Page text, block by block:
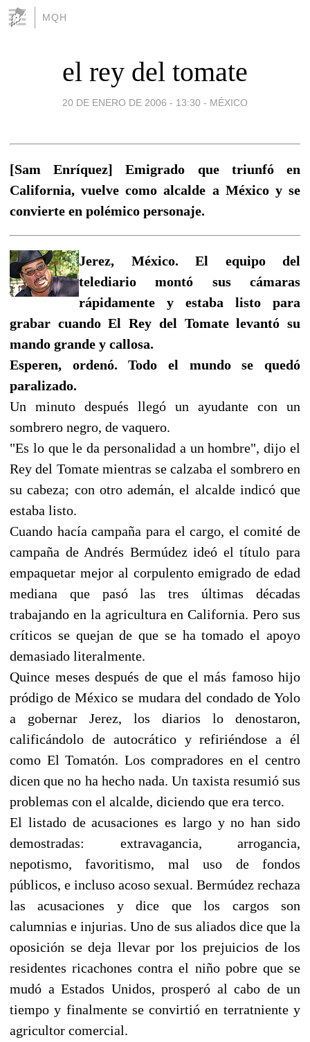
MQH
el rey del tomate
20 DE ENERO DE 2006 - 13:30 - MÉXICO
[Sam Enríquez] Emigrado que triunfó en
California, vuelve como alcalde a México y se
convierte en polémico personaje.
Jerez, México. El equipo del
telediario montó sus cámaras
rápidamente y estaba listo para
grabar cuando El Rey del Tomate levantó su
mando grande y callosa.
Esperen, ordenó. Todo el mundo se quedó
paralizado.
Un minuto después llegó un ayudante con un
sombrero negro, de vaquero.
"Es lo que le da personalidad a un hombre", dijo el
Rey del Tomate mientras se calzaba el sombrero en
su cabeza; con otro ademán, el alcalde indicó que
estaba listo.
Cuando hacía campaña para el cargo, el comité de
campaña de Andrés Bermúdez ideó el título para
empaquetar mejor al corpulento emigrado de edad
mediana que pasó las tres últimas décadas
trabajando en la agricultura en California. Pero sus
críticos se quejan de que se ha tomado el apoyo
demasiado literalmente.
Quince meses después de que el más famoso hijo
pródigo de México se mudara del condado de Yolo
a gobernar Jerez, los diarios lo denostaron,
calificándolo de autocrático y refiriéndose a él
como El Tomatón. Los compradores en el centro
dicen que no ha hecho nada. Un taxista resumió sus
problemas con el alcalde, diciendo que era terco.
El listado de acusaciones es largo y no han sido
demostradas: extravagancia, arrogancia,
nepotismo, favoritismo, mal uso de fondos
públicos, e incluso acoso sexual. Bermúdez rechaza
las acusaciones y dice que los cargos son
calumnias e injurias. Uno de sus aliados dice que la
oposición se deja llevar por los prejuicios de los
residentes ricachones contra el niño pobre que se
mudó a Estados Unidos, prosperó al cabo de un
tiempo y finalmente se convirtió en terratniente y
agricultor comercial.